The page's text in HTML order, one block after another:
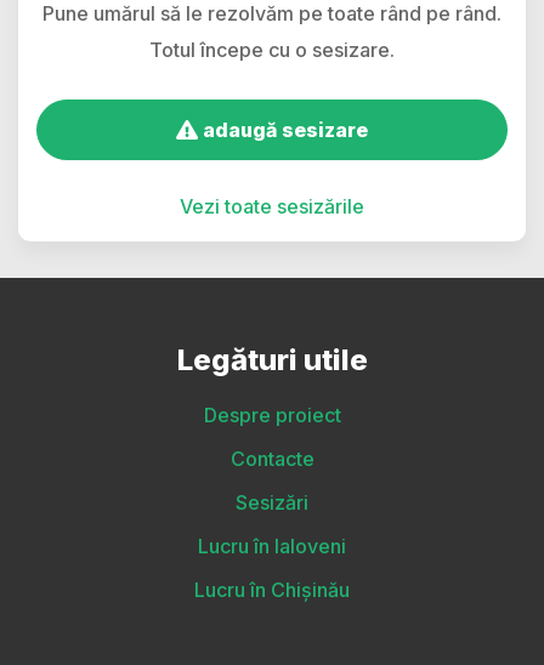
Pune umărul să le rezolvăm pe toate rând pe rând.
Totul începe cu o sesizare.
adaugă sesizare
Vezi toate sesizările
Legături utile
Despre proiect
Contacte
Sesizări
Lucru în Ialoveni
Lucru în Chișinău